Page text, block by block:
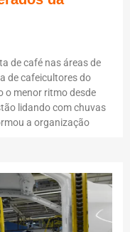
de café nas áreas de
de cafeicultores do
o menor ritmo desde
lidando com chuvas
a organização